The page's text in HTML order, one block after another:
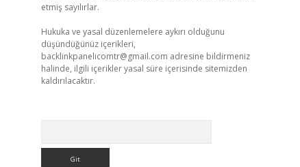
etmiş sayılırlar.
Hukuka ve yasal düzenlemelere aykırı olduğunu
düşündüğünüz içerikleri,
backlinkpanelicomtr@gmail.com adresine bildirmeniz
halinde, ilgili içerikler yasal süre içerisinde sitemizden
kaldırılacaktır.